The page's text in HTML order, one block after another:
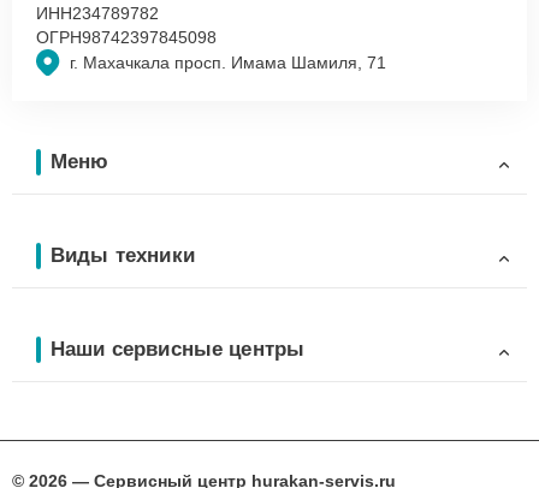
г. Махачкала просп. Имама Шамиля, 71
ИНН234789782
ОГРН98742397845098
Меню
Виды техники
Наши сервисные центры
© 2026 — Сервисный центр hurakan-servis.ru